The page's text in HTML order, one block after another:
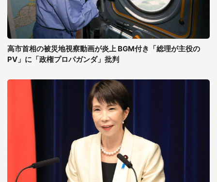
高市首相の被災地視察動画が炎上 BGM付き「総理が主役の
PV」に「政権プロパガンダ」批判